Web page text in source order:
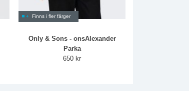
Finns i fler färger
Only & Sons - onsAlexander
Parka
650 kr